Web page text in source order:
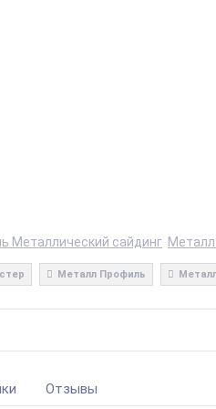
Металлический сайдинг
Металл Профиль
Отзывы